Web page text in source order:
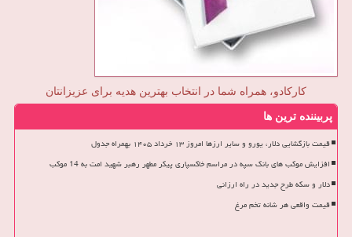
کارکادو، همراه شما در انتخاب بهترین هدیه برای عزیزانتان
پربیننده ترین ها
قیمت بازگشایی دلار، یورو و سایر ارزها امروز ۱۳ خرداد ۱۴۰۵ بهمراه جدول
افزایش موکب های بانک سپه در مراسم خاکسپاری پیکر مطهر رهبر شهید امت به 14 موکب
دلار و سکه طرح جدید در راه ارزانی
قیمت واقعی هر شانه تخم مرغ